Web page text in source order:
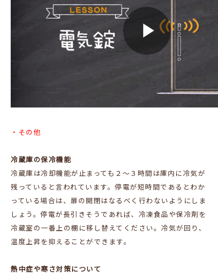
・その他
冷蔵庫の保冷機能
冷蔵庫は冷却機能が止まっても２～３時間は庫内に冷気が
残っていると言われています。停電が短時間であるとわか
っている場合は、扉の開閉はなるべく行わないようにしま
しょう。停電が長引きそうであれば、冷凍食品や保冷剤を
冷蔵室の一番上の棚に移し替えてください。冷気が回り、
温度上昇を抑えることができます。
熱中症や寒さ対策について